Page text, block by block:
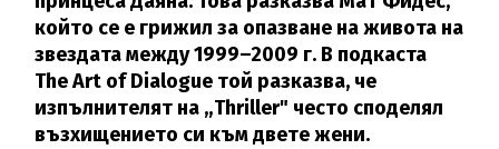
който се е грижил за опазване на живота на
звездата между 1999–2009 г. В подкаста
The Art of Dialogue той разказва, че
изпълнителят на „Thriller" често споделял
възхищението си към двете жени.